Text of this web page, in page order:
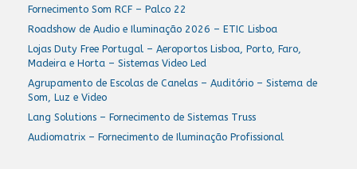
Fornecimento Som RCF – Palco 22
Roadshow de Audio e Iluminação 2026 – ETIC Lisboa
Lojas Duty Free Portugal – Aeroportos Lisboa, Porto, Faro,
Madeira e Horta – Sistemas Video Led
Agrupamento de Escolas de Canelas – Auditório – Sistema de
Som, Luz e Video
Lang Solutions – Fornecimento de Sistemas Truss
Audiomatrix – Fornecimento de Iluminação Profissional